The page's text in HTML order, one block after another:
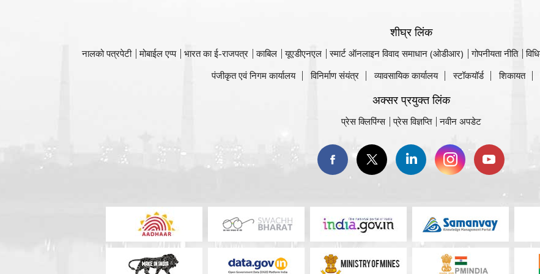
शीघ्र लिंक
नालको पत्रपेटी मोबाईल एप्प भारत का ई-राजपत्र काबिल यूएडीएनएल स्मार्ट ऑनलाइन विवाद समाधान (ओडीआर) गोपनीयता नीति
पंजीकृत एवं निगम कार्यालय
विनिर्माण संयंत्र व्यावसायिक कार्यालय स्टॉकयॉर्ड शिकायत
अक्सर प्रयुक्त लिंक
प्रेस क्लिपिंग्स प्रेस विज्ञप्ति नवीन अपडेट